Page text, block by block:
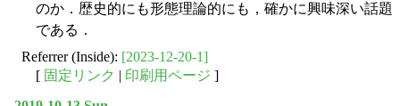
のか．歴史的にも形態理論的にも，確かに興味深い話題
である．
Referrer (Inside): [2023-12-20-1]
[ 固定リンク | 印刷用ページ ]